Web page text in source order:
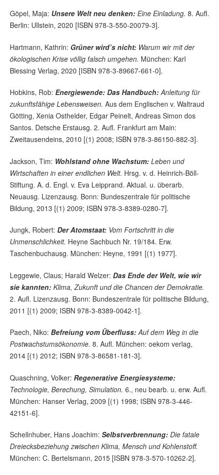
Göpel, Maja: Unsere Welt neu denken: Eine Einladung. 8. Aufl.
Berlin: Ullstein, 2020 [ISBN 978-3-550-20079-3].
Hartmann, Kathrin: Grüner wird’s nicht: Warum wir mit der
ökologischen Krise völlig falsch umgehen. München: Karl
Blessing Verlag, 2020 [ISBN 978-3-89667-661-0].
Hobkins, Rob: Energiewende: Das Handbuch:Anleitung für
zukunftsfähige Lebensweisen. Aus dem Englischen v. Waltraud
Götting, Xenia Osthelder, Edgar Peinelt, Andreas Simon dos
Santos. Detsche Erstausg. 2. Aufl. Frankfurt am Main:
Zweitausendeins, 2010 [(1) 2008; ISBN 978-3-86150-882-3].
Jackson, Tim: Wohlstand ohne Wachstum: Leben und
Wirtschaften in einer endlichen Welt. Hrsg. v. d. Heinrich-Böll-
Stiftung. A. d. Engl. v. Eva Leipprand. Aktual. u. überarb.
Neuausg. Lizenzausg. Bonn: Bundeszentrale für politische
Bildung, 2013 [(1) 2009; ISBN 978-3-8389-0280-7].
Jungk, Robert: Der Atomstaat: Vom Fortschritt in die
Unmenschlichkeit. Heyne Sachbuch Nr. 19/184. Erw.
Taschenbuchausg. München: Heyne, 1991 [(1) 1977].
Leggewie, Claus; Harald Welzer: Das Ende der Welt, wie wir
sie kannten: Klima, Zukunft und die Chancen der Demokratie.
2. Aufl. Lizenzausg. Bonn: Bundeszentrale für politische Bildung,
2011 [(1) 2009; ISBN 978-3-8389-0042-1].
Paech, Niko: Befreiung vom Überfluss:Auf dem Weg in die
Postwachstumsökonomie. 8. Aufl. München: oekom verlag,
2014 [(1) 2012; ISBN 978-3-86581-181-3].
Quaschning, Volker: Regenerative Energiesysteme:
Technologie, Berechung, Simulation. 6., neu bearb. u. erw. Aufl.
München: Hanser Verlag, 2009 [(1) 1998; ISBN 978-3-446-
42151-6].
Schellnhuber, Hans Joachim: Selbstverbrennung: Die fatale
Dreiecksbeziehung zwischen Klima, Mensch und Kohlenstoff.
München: C. Bertelsmann, 2015 [ISBN 978-3-570-10262-2].